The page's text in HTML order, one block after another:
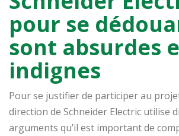
pour se
sont absurdes
indignes
Pour se justifier de participer au projet
direction de Schneider Electric utilise
arguments qu’il est important de